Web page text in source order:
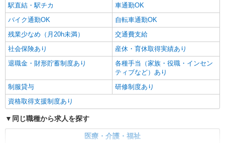
駅直結・駅チカ
車通勤OK
バイク通勤OK
自転車通勤OK
残業少なめ（月20h未満）
交通費支給
社会保険あり
産休・育休取得実績あり
退職金・財形貯蓄制度あり
各種手当（家族・役職・インセン
ティブなど）あり
制服貸与
研修制度あり
資格取得支援制度あり
同じ職種から求人を探す
医療・介護・福祉